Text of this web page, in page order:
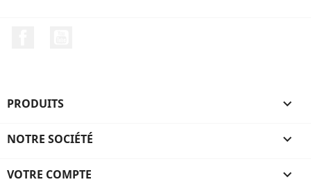
PRODUITS 
NOTRE SOCIÉTÉ 
VOTRE COMPTE 